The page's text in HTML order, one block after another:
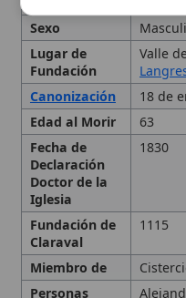
Miembro de
Personas
relacionadas
Alejandro
Tipo Santo
Primeros
monástica
Fundación de
expansión
Actividad e